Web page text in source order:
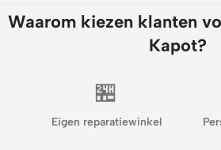
Waarom kiezen klanten
Kapot?
🏪
Eigen reparatiewinkel